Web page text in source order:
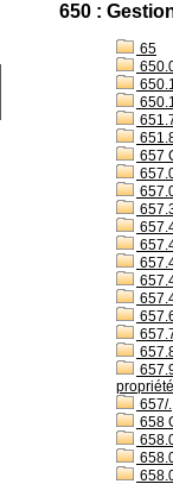
650 :
65
657
propriété
657/.
658